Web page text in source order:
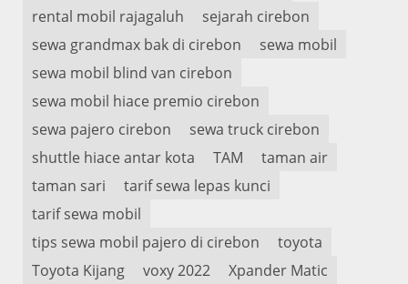
rental mobil rajagaluh
sejarah cirebon
sewa grandmax bak di cirebon
sewa mobil
sewa mobil blind van cirebon
sewa mobil hiace premio cirebon
sewa pajero cirebon
sewa truck cirebon
shuttle hiace antar kota
TAM
taman air
taman sari
tarif sewa lepas kunci
tarif sewa mobil
tips sewa mobil pajero di cirebon
toyota
Toyota Kijang
voxy 2022 Xpander Matic